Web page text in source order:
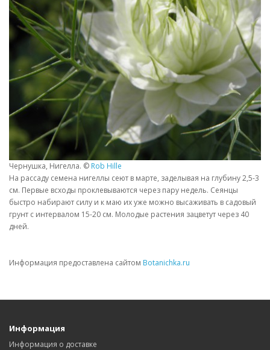
Чернушка, Нигелла. © Rob Hille
На рассаду семена нигеллы сеют в марте, заделывая на глубину 2,5-3
см. Первые всходы проклевываются через пару недель. Сеянцы
быстро набирают силу и к маю их уже можно высаживать в садовый
грунт с интервалом 15-20 см. Молодые растения зацветут через 40
дней.
Информация предоставлена сайтом Botanichka.ru
Информация
Информация о доставке